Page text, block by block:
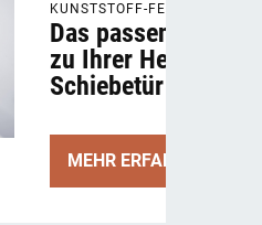
KUNSTSTOFF-FENSTER
Das passende
zu Ihrer Hebe-
Schiebetür
MEHR ERFAHREN